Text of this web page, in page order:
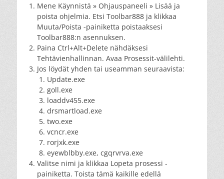
Mene Käynnistä » Ohjauspaneeli » Lisää ja
poista ohjelmia. Etsi Toolbar888 ja klikkaa
Muuta/Poista -painiketta poistaaksesi
Toolbar888:n asennuksen.
Paina Ctrl+Alt+Delete nähdäksesi
Tehtävienhallinnan. Avaa Prosessit-välilehti.
Jos löydät yhden tai useamman seuraavista:
Update.exe
goll.exe
loaddv455.exe
drsmartload.exe
two.exe
vcncr.exe
rorjxk.exe
eyewblbby.exe, cgqrvrva.exe
Valitse nimi ja klikkaa Lopeta prosessi -
painiketta. Toista tämä kaikille edellä